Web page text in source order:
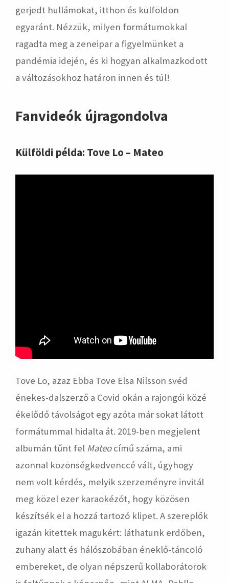
gerjedt hullámokat, itthon és külföldön
egyaránt. Nézzük, milyen formátumokkal
ragadta meg a zeneipar a figyelmünket a
pandémia idején, és ki hogyan alkalmazkodott
a változásokhoz határon innen és túl!
Fanvideók újragondolva
Külföldi példa: Tove Lo – Mateo
Tove Lo, azaz Ebba Tove Elsa Nilsson svéd
énekes-dalszerző a Covid okán a rajongói közé
ékelődő távolságot egy azóta már sokat látott
formátummal hidalta át. 2019-ben megjelent
albumán tűnt fel Mateocímű száma, ami
azonnal közönségkedvenccé vált, úgyhogy
nem volt kérdés, melyik szerzeményre invitál
meg közel ezer karaokézót, hogy közösen
készítsék el a hozzá tartozó klipet. A szereplők
igazán kitettek magukért: láthatunk erdőben,
zuhany alatt és hálószobában éneklő-táncoló
embereket, de olyan népszerű kollaborátorok